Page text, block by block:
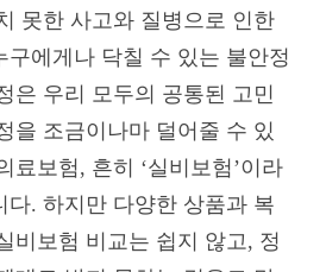
못한 사고와 질병으로 인한
에게나 닥칠 수 있는 불안정
은 우리 모두의 공통된 고민
을 조금이나마 덜어줄 수 있
료보험, 흔히 ‘실비보험’이라
다. 하지만 다양한 상품과 복
비보험 비교는 쉽지 않고, 정